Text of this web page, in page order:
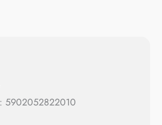
5902052822010